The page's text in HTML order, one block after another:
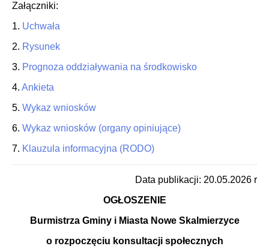
Załączniki:
1. Uchwała
2. Rysunek
3. Prognoza oddziaływania na środkowisko
4. Ankieta
5. Wykaz wniosków
6. Wykaz wniosków (organy opiniujące)
7. Klauzula informacyjna (RODO)
Data publikacji: 20.05.2026 r
OGŁOSZENIE
Burmistrza Gminy i Miasta Nowe Skalmierzyce
o rozpoczęciu konsultacji społecznych